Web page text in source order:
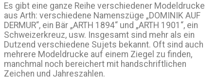
Es gibt eine ganze Reihe verschiedener Modeldrucke
aus Arth: verschiedene Namenszüge „DOMINIK AUF
DERMUR“, ein Bär „ARTH 1894“ und „ARTH 1901“, ein
Schweizerkreuz, usw. Insgesamt sind mehr als ein
Dutzend verschiedene Sujets bekannt. Oft sind auch
mehrere Modeldrucke auf einem Ziegel zu finden,
manchmal noch bereichert mit handschriftlichen
Zeichen und Jahreszahlen.